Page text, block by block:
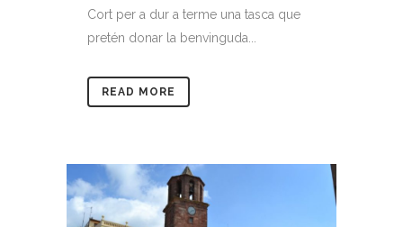
Cort per a dur a terme una tasca que
pretén donar la benvinguda...
READ MORE